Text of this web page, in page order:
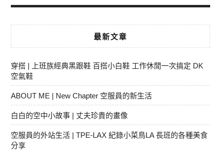
最新文章
穿搭 | 上班族經典黑跟鞋 百搭小白鞋 工作休閒一次搞定 DK
空氣鞋
ABOUT ME | New Chapter 空服員的新生活
白白的空中小故事 | 丈夫珍貴的畫像
空服員的外站生活 | TPE-LAX 紀錄小菜鳥LA 長班的各種美食
分享